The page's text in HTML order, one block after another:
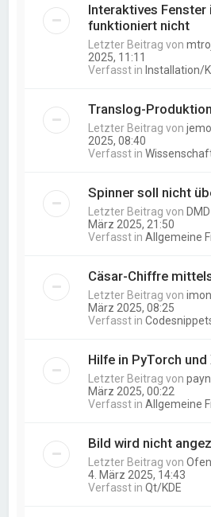
Interaktives Fenster
funktioniert nicht
Letzter Beitrag von
2025, 11:11
Verfasst in Installation/
Translog-
Letzter Beitrag von
2025, 08:40
Verfasst in
Spinner soll nicht
Letzter Beitrag von
März 2025, 21:50
Verfasst inAllgemeine
Cäsar-Chiffre
Letzter Beitrag von
März 2025, 08:25
Verfasst in
Hilfe in PyTorch und
Letzter Beitrag von
März 2025, 00:22
Verfasst inAllgemeine
Bild wird nicht
Letzter Beitrag von
4. März 2025, 14:43
Verfasst inQt/KDE